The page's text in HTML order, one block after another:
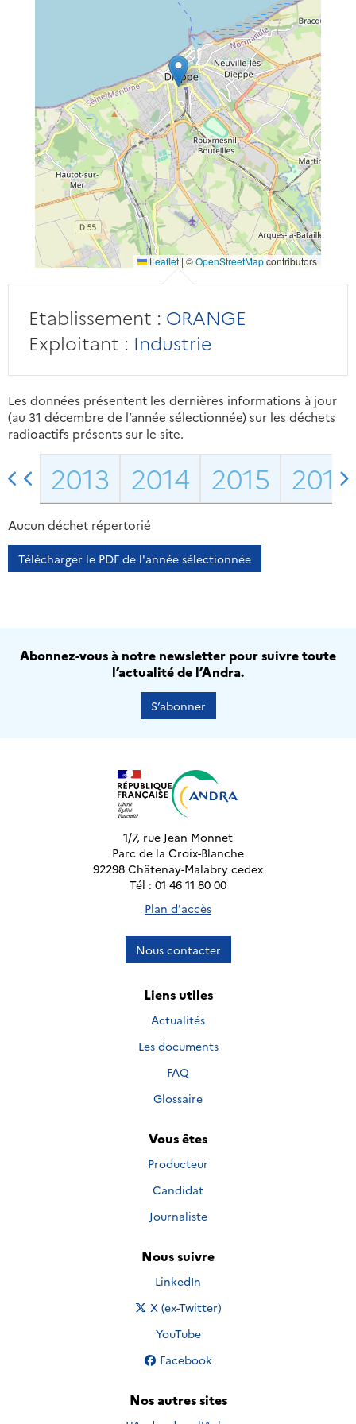
Leaflet | ©OpenStreetMapcontributors
Etablissement : ORANGE
Exploitant : Industrie
Les données présentent les dernières informations à jour
(au 31 décembre de l’année sélectionnée) sur les déchets
radioactifs présents sur le site.
2013 2014 2015 2016
Aucun déchet répertorié
Télécharger le PDF de l'année sélectionnée
Abonnez-vous à notre newsletter pour suivre toute
l’actualité de l’Andra.
S’abonner
1/7, rue Jean Monnet
Parc de la Croix-Blanche
92298 Châtenay-Malabry cedex
Tél : 01 46 11 80 00
Plan d'accès
Nous contacter
Liens utiles
Actualités
Les documents
FAQ
Glossaire
Vous êtes
Producteur
Candidat
Journaliste
Nous suivre
Nous suivre sur
LinkedIn
Nous suivre sur
X (ex-Twitter)
Nous suivre sur
YouTube
Nous suivre sur
Facebook
Nos autres sites